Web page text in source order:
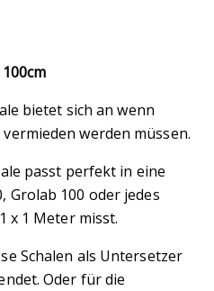
bietet sich an wenn
werden müssen.
passt perfekt in eine
Grolab 100 oder jedes
x 1 Meter misst.
Schalen als Untersetzer
Oder für die